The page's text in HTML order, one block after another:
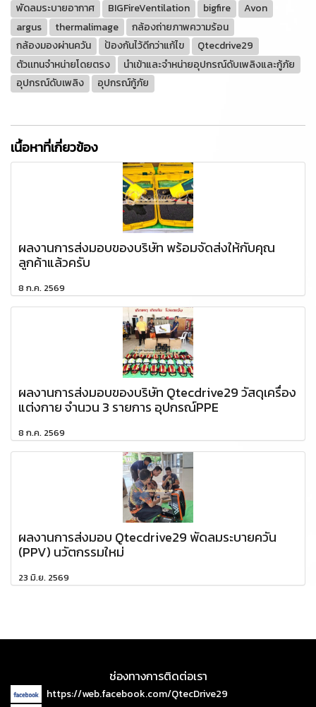
พัดลมระบายอากาศ
BIGFireVentilation bigfire
Avon
argus
thermalimage
กล้องถ่ายภาพความร้อน
กล้องมองผ่านควัน
ป้องกันไว้ดีกว่าแก้ไข
Qtecdrive29
ตัวเเทนจำหน่ายโดยตรง
นำเข้าและจำหน่ายอุปกรณ์ดับเพลิงและกู้ภัย
อุปกรณ์ดับเพลิง
อุปกรณ์กู้ภัย
เนื้อหาที่เกี่ยวข้อง
ผลงานการส่งมอบของบริษัท พร้อมจัดส่งให้กับคุณ
ลูกค้าแล้วครับ
8 ก.ค. 2569
ผลงานการส่งมอบของบริษัท Qtecdrive29 วัสดุเครื่อง
แต่งกาย จำนวน 3 รายการ อุปกรณ์PPE
8 ก.ค. 2569
ผลงานการส่งมอบ Qtecdrive29 พัดลมระบายควัน
(PPV) นวัตกรรมใหม่
23 มิ.ย. 2569
ช่องทางการติดต่อเรา
https://web.facebook.com/QtecDrive29